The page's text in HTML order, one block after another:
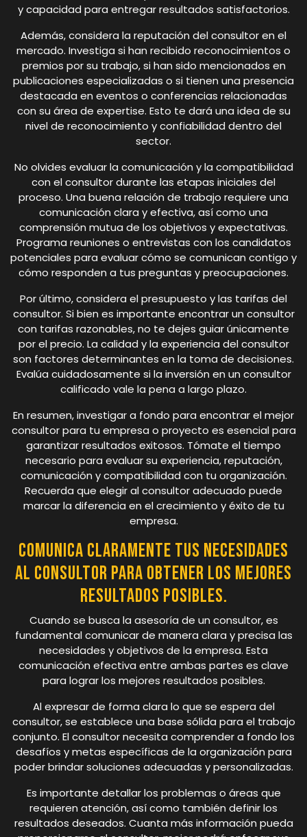
y capacidad para entregar resultados satisfactorios.
Además, considera la reputación del consultor en el
mercado. Investiga si han recibido reconocimientos o
premios por su trabajo, si han sido mencionados en
publicaciones especializadas o si tienen una presencia
destacada en eventos o conferencias relacionadas
con su área de expertise. Esto te dará una idea de su
nivel de reconocimiento y confiabilidad dentro del
sector.
No olvides evaluar la comunicación y la compatibilidad
con el consultor durante las etapas iniciales del
proceso. Una buena relación de trabajo requiere una
comunicación clara y efectiva, así como una
comprensión mutua de los objetivos y expectativas.
Programa reuniones o entrevistas con los candidatos
potenciales para evaluar cómo se comunican contigo y
cómo responden a tus preguntas y preocupaciones.
Por último, considera el presupuesto y las tarifas del
consultor. Si bien es importante encontrar un consultor
con tarifas razonables, no te dejes guiar únicamente
por el precio. La calidad y la experiencia del consultor
son factores determinantes en la toma de decisiones.
Evalúa cuidadosamente si la inversión en un consultor
calificado vale la pena a largo plazo.
En resumen, investigar a fondo para encontrar el mejor
consultor para tu empresa o proyecto es esencial para
garantizar resultados exitosos. Tómate el tiempo
necesario para evaluar su experiencia, reputación,
comunicación y compatibilidad con tu organización.
Recuerda que elegir al consultor adecuado puede
marcar la diferencia en el crecimiento y éxito de tu
empresa.
Comunica claramente tus necesidades
al consultor para obtener los mejores
resultados posibles.
Cuando se busca la asesoría de un consultor, es
fundamental comunicar de manera clara y precisa las
necesidades y objetivos de la empresa. Esta
comunicación efectiva entre ambas partes es clave
para lograr los mejores resultados posibles.
Al expresar de forma clara lo que se espera del
consultor, se establece una base sólida para el trabajo
conjunto. El consultor necesita comprender a fondo los
desafíos y metas específicas de la organización para
poder brindar soluciones adecuadas y personalizadas.
Es importante detallar los problemas o áreas que
requieren atención, así como también definir los
resultados deseados. Cuanta más información pueda